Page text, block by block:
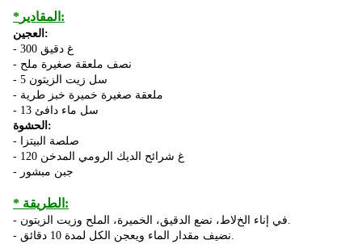
*المقادير:
العجين:
- نصف ملعقة صغيرة ملح
- 5 سل زيت الزيتون
- ملعقة صغيرة خميرة خبز طرية
- 13 سل ماء دافئ
الحشوة:
- صلصة البيتزا
- 120 غ شرائح الديك الرومي المدخن
- جبن مبشور
* الطريقة:
- في إناء الخﻻط، نضع الدقيق، الخميرة، الملح وزيت الزيتون.
- نضيف مقدار الماء ويعجن الكل لمدة 10 دقائق.